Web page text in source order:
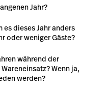
Jahr?
es dieses Jahr anders
oder weniger Gäste?
während der
Wenn ja,
werden?